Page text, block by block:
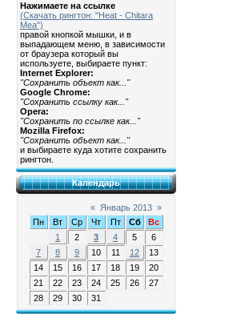
Нажимаете на ссылке
(Скачать рингтон: "Heat - Chitara
Mea")
правой кнопкой мышки, и в
выпадающем меню, в зависимости
от браузера который вы
используете, выбираете пункт:
Internet Explorer:
"Сохранить объект как..."
Google Chrome:
"Сохранить ссылку как..."
Opera:
"Сохранить по ссылке как..."
Mozilla Firefox:
"Сохранить объект как..."
и выбираете куда хотите сохранить
рингтон.
Календарь
« Январь 2013 »
Пн
Вт Ср Чт Пт Сб
Вс
1
2 3 4 5
6
7
8 9 10 11 12
13
14
15 16 17 18 19
20
21
22 23 24 25 26
27
28
29 30 31